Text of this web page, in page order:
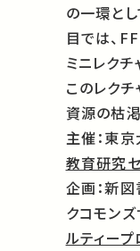
の一環と
目では、
ミニレクチ
このレク
資源の枯
主催：東
教育研究
企画：新
クコモン
ルティープ